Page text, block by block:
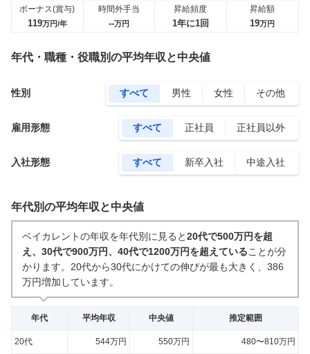
ボーナス(賞与)
119万円/年
時間外手当
--万円
昇給頻度
1年に1回
昇給額
19万円
年代・職種・役職別の平均年収と中央値
性別 すべて 男性 女性 その他
雇用形態 すべて 正社員 正社員以外
入社形態 すべて 新卒入社 中途入社
年代別の平均年収と中央値
ベイカレントの年収を年代別に見ると20代で500万円を超
え、30代で900万円、40代で1200万円を超えていることが分
かります。 20代から30代にかけての伸びが最も大きく、386
万円増加しています。
年代 平均年収 中央値 推定範囲
20代 544万円 550万円 480〜810万円